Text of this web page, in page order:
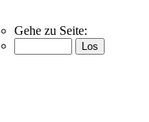
Gehe zu Seite: